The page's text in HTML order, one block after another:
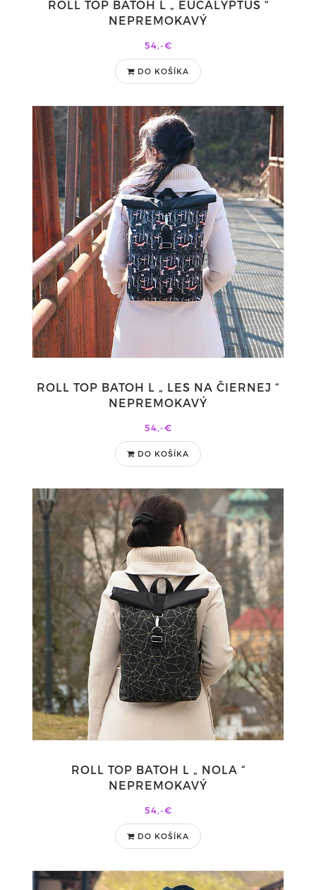
ROLL TOP BATOH L „ EUCALYPTUS “
NEPREMOKAVÝ
54,-€
DO KOŠÍKA
ROLL TOP BATOH L „ LES NA ČIERNEJ “
NEPREMOKAVÝ
54,-€
DO KOŠÍKA
ROLL TOP BATOH L „ NOLA “
NEPREMOKAVÝ
54,-€
DO KOŠÍKA